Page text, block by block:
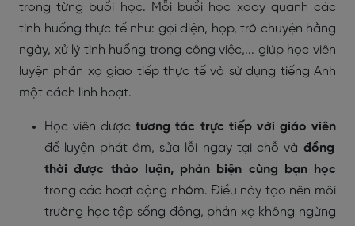
trong từng buổi học. Mỗi buổi học xoay quanh các
tình huống thực tế như: gọi điện, họp, trò chuyện hằng
ngày, xử lý tình huống trong công việc,... giúp học viên
luyện phản xạ giao tiếp thực tế và sử dụng tiếng Anh
một cách linh hoạt.
Học viên đượctương tác trực tiếp với giáo viên
để luyện phát âm, sửa lỗi ngay tại chỗ và đồng
thời được thảo luận, phản biện cùng bạn học
trong các hoạt động nhóm. Điều này tạo nên môi
trường học tập sống động, phản xạ không ngừng